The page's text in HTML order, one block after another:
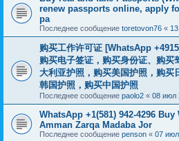
renew passports online, apply
pa
Последнее сообщение toretovon76 «
购买工作许可证 [WhatsApp
购买电子签证，购买身份证、购
大利亚护照，购买美国护照，购买
韩国护照，购买中国护照
Последнее сообщение paolo2 « 08 июл
WhatsApp +1(581) 942-4296
Amman Zarqa Madaba Jor
Последнее сообщение penson « 07